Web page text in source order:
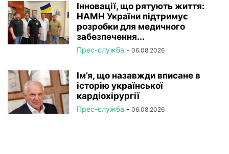
Інновації, що рятують життя:
НАМН України підтримує
розробки для медичного
забезпечення...
Прес-служба - 06.08.2026
Ім’я, що назавжди вписане в
історію української
кардіохірургії
Прес-служба - 06.08.2026